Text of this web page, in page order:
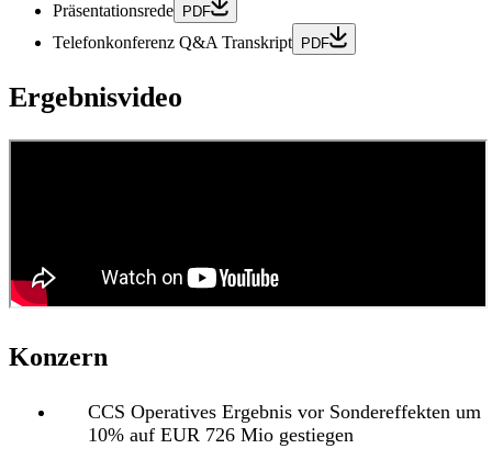
Präsentationsrede PDF
Telefonkonferenz Q&A Transkript PDF
Ergebnisvideo
Konzern
CCS Operatives Ergebnis vor Sondereffekten um
10% auf EUR 726 Mio gestiegen